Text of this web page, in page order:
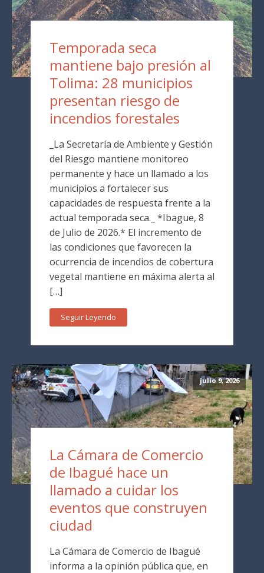
Temporada seca
mantiene bajo presión al
Tolima: 28 municipios
presentan riesgo de
incendios forestales
_La Secretaría de Ambiente y Gestión
del Riesgo mantiene monitoreo
permanente y hace un llamado a los
municipios a fortalecer sus
capacidades de respuesta frente a la
actual temporada seca._ *Ibague, 8
de Julio de 2026.* El incremento de
las condiciones que favorecen la
ocurrencia de incendios de cobertura
vegetal mantiene en máxima alerta al
[…]
Seguir Leyendo
julio 9, 2026
La Cámara de Comercio
de Ibagué hace un
llamado a cuidar los
eventos que construyen
ciudad
La Cámara de Comercio de Ibagué
informa a la opinión pública que, en